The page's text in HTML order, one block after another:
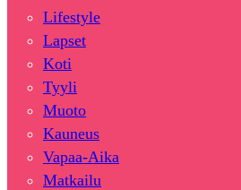
Lifestyle
Lapset
Koti
Tyyli
Muoto
Kauneus
Vapaa-Aika
Matkailu